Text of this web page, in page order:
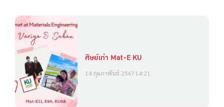
ศิษย์เก่า Mat-E KU
14 กุมภาพันธ์ 256714:21